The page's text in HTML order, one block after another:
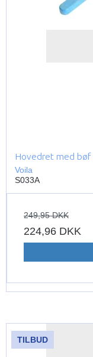
Hovedret med
Voila
S033A
249,95 DKK
224,96 DKK
TILBUD